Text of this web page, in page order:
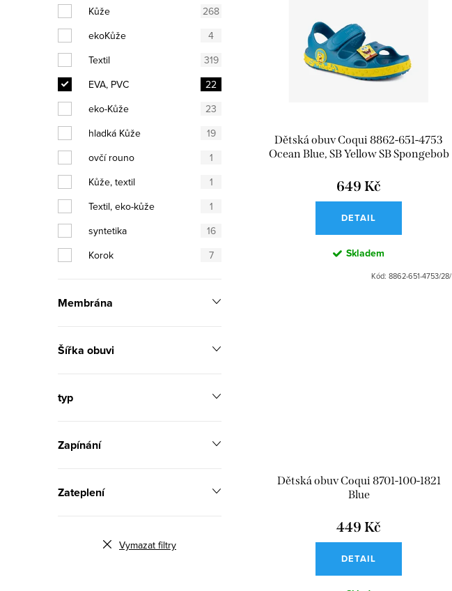
Kůže
268
ekoKůže
4
Textil
319
EVA, PVC
22
eko-Kůže
23
hladká Kůže
19
ovčí rouno
1
Kůže, textil
1
Textil, eko-kůže
1
syntetika
16
Korok
7
Membrána
Šířka obuvi
typ
Zapínání
Zateplení
Vymazat filtry
Dětská obuv Coqui 8862-651-4753
Ocean Blue, SB Yellow SB Spongebob
649 Kč
DETAIL
Skladem
Kód:8862-651-4753/28/
Dětská obuv Coqui 8701-100-1821
Blue
449 Kč
DETAIL